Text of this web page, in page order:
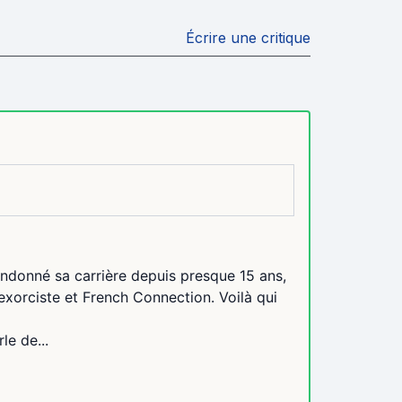
Écrire une critique
sa carrière depuis presque 15 ans,
et French Connection. Voilà qui
de...